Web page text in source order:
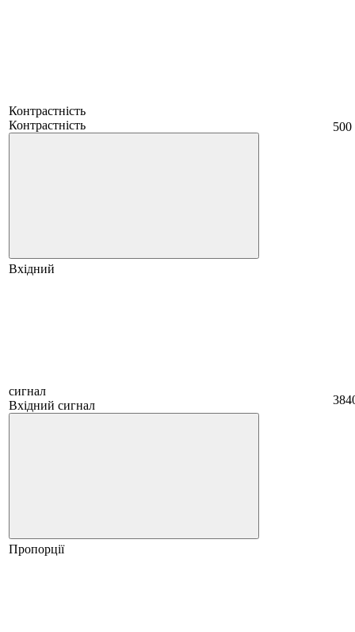
Контрастність
Контрастність
500
Вхідний
сигнал
Вхідний сигнал
Пропорції